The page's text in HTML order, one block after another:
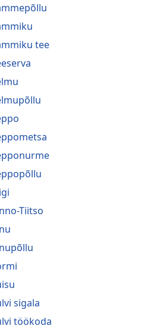
tee
Tiitso
sigala
töökoda